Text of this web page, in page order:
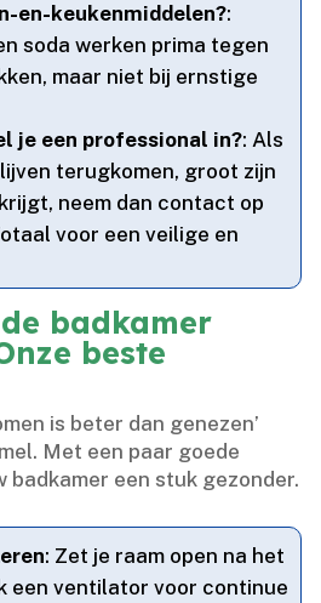
en-keukenmiddelen?:
soda werken prima tegen
maar niet bij ernstige
je een professional in?: Als
terugkomen, groot zijn
neem dan contact op
voor een veilige en
badkamer
beste
is beter dan genezen’
Met een paar goede
badkamer een stuk gezonder.​
: Zet je raam open na het
een ventilator voor continue